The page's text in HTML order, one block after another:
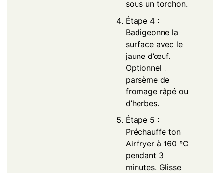
sous un torchon.
Étape 4 :
Badigeonne la
surface avec le
jaune d’œuf.
Optionnel :
parsème de
fromage râpé ou
d’herbes.
Étape 5 :
Préchauffe ton
Airfryer à 160 °C
pendant 3
minutes. Glisse